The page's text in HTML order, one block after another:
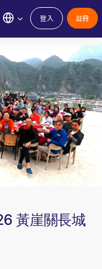
登入 註冊
黃崖關長城